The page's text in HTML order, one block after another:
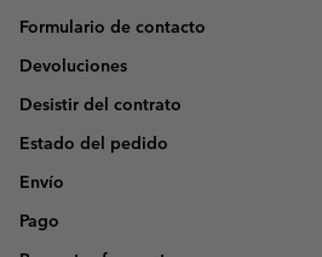
Formulario de contacto
Devoluciones
Desistir del contrato
Estado del pedido
Envío
Pago